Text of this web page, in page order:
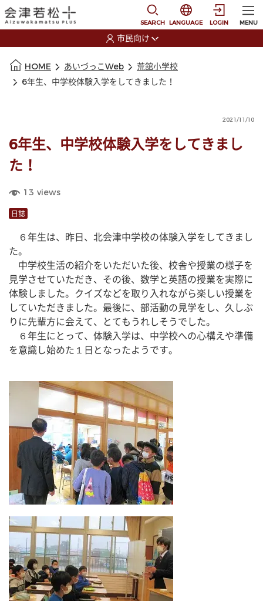
SEARCH
選択すると言語の切
LANGUAGE LOGIN MENU
市民向け
HOME あいづっこWeb
荒舘小学校
6年生、中学校体験入学をしてきました！
2021/11/10
6年生、中学校体験入学をしてきまし
た！
13 views
日誌
６年生は、昨日、北会津中学校の体験入学をしてきまし
た。
中学校生活の紹介をいただいた後、校舎や授業の様子を
見学させていただき、その後、数学と英語の授業を実際に
体験しました。クイズなどを取り入れながら楽しい授業を
していただきました。最後に、部活動の見学をし、久しぶ
りに先輩方に会えて、とてもうれしそうでした。
６年生にとって、体験入学は、中学校への心構えや準備
を意識し始めた１日となったようです。